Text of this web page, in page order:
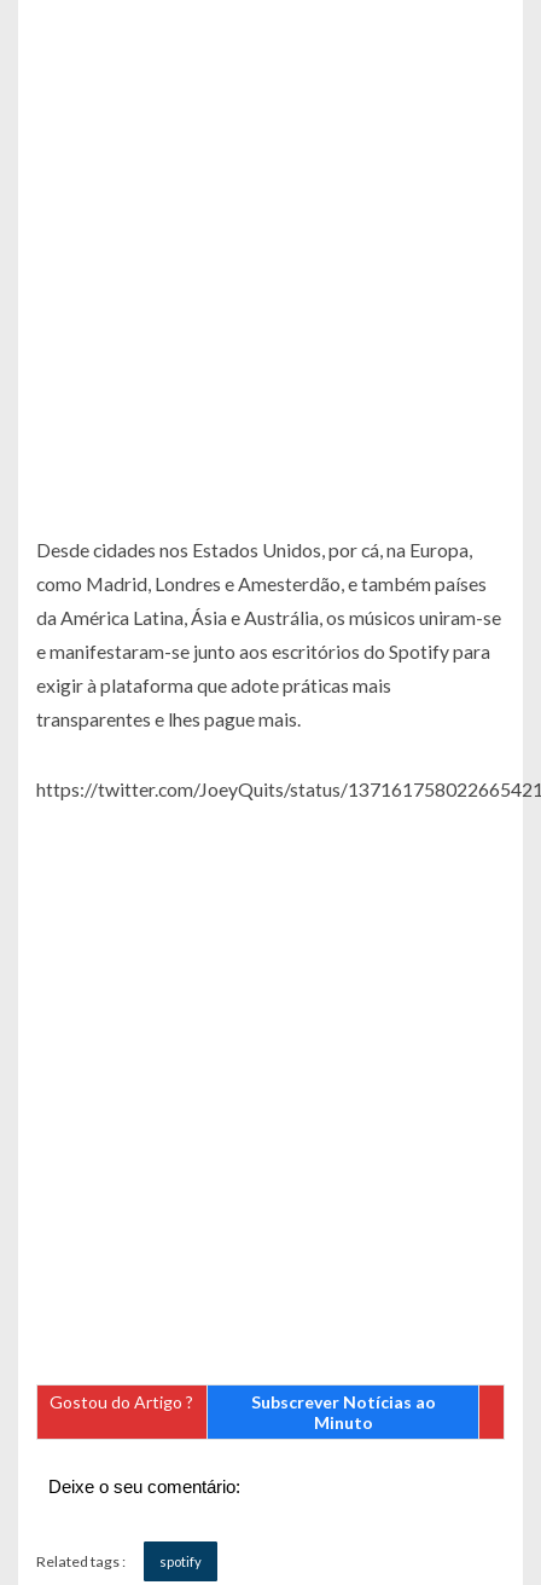
Desde cidades nos Estados Unidos, por cá, na Europa,
como Madrid, Londres e Amesterdão, e também países
da América Latina, Ásia e Austrália, os músicos uniram-se
e manifestaram-se junto aos escritórios do Spotify para
exigir à plataforma que adote práticas mais
transparentes e lhes pague mais.
https://twitter.com/JoeyQuits/status/
Gostou do Artigo ?
Subscrever Notícias ao
Minuto
Deixe o seu comentário:
Related tags : spotify